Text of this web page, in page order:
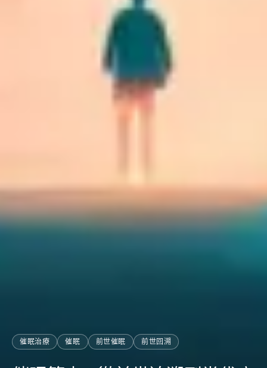
催眠治療 催眠 前世催眠 前世回溯